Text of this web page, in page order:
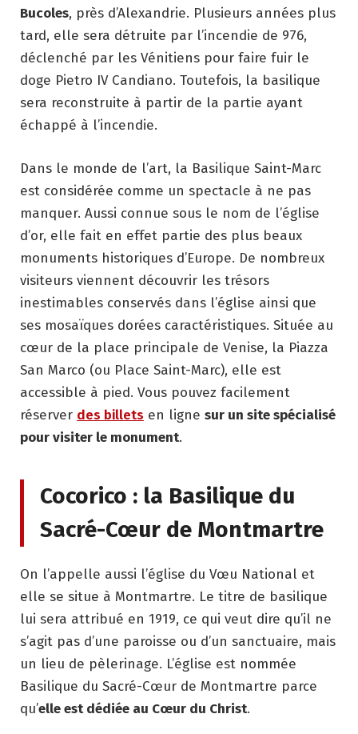
Bucoles, près d’Alexandrie. Plusieurs années plus
tard, elle sera détruite par l’incendie de 976,
déclenché par les Vénitiens pour faire fuir le
doge Pietro IV Candiano. Toutefois, la basilique
sera reconstruite à partir de la partie ayant
échappé à l’incendie.
Dans le monde de l’art, la Basilique Saint-Marc
est considérée comme un spectacle à ne pas
manquer. Aussi connue sous le nom de l’église
d’or, elle fait en effet partie des plus beaux
monuments historiques d’Europe. De nombreux
visiteurs viennent découvrir les trésors
inestimables conservés dans l’église ainsi que
ses mosaïques dorées caractéristiques. Située au
cœur de la place principale de Venise, la Piazza
San Marco (ou Place Saint-Marc), elle est
accessible à pied. Vous pouvez facilement
réserver des billets en ligne sur un site spécialisé
pour visiter le monument.
Cocorico : la Basilique du
Sacré-Cœur de Montmartre
On l’appelle aussi l’église du Vœu National et
elle se situe à Montmartre. Le titre de basilique
lui sera attribué en 1919, ce qui veut dire qu’il ne
s’agit pas d’une paroisse ou d’un sanctuaire, mais
un lieu de pèlerinage. L’église est nommée
Basilique du Sacré-Cœur de Montmartre parce
qu’elle est dédiée au Cœur du Christ.